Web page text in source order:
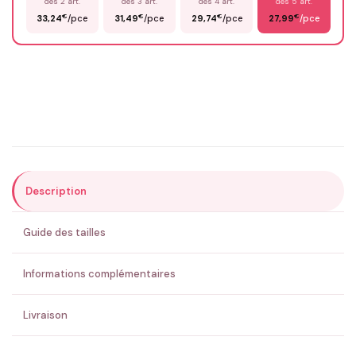
ENVOYER MA DEMANDE ✨
💚 Retour sous 24-48h🇫🇷 Flocage en France✅ Validation avant fabrication
33,24€/pce 31,49€/pce 29,74€/pce 27,99€/pce
Description
Guide des tailles
Informations complémentaires
Livraison